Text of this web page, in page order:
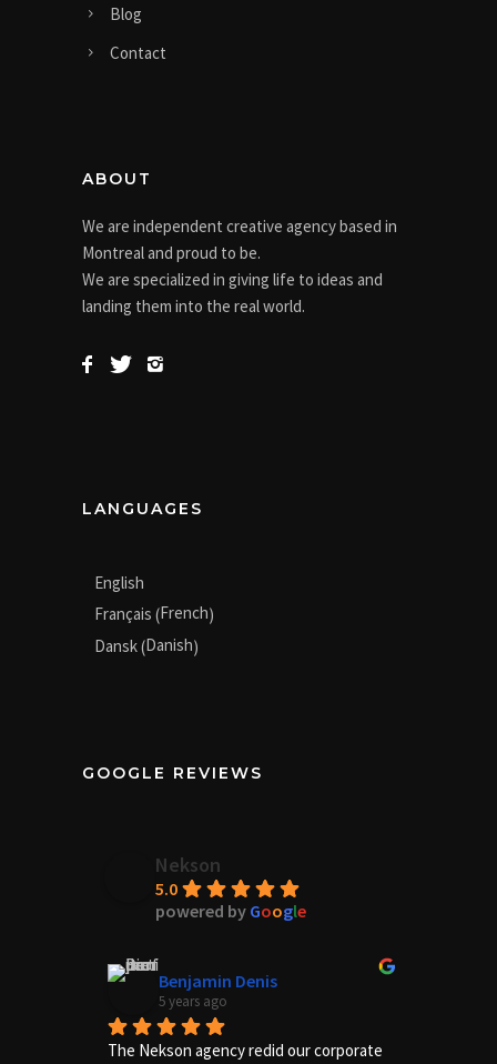
Blog
Contact
ABOUT
We are independent creative agency based in
Montreal and proud to be.
We are specialized in giving life to ideas and
landing them into the real world.
LANGUAGES
English
Français (French)
Dansk(Danish)
GOOGLE REVIEWS
Nekson
5.0
powered by Google
Benjamin Denis
5 years ago
The Nekson agency redid our corporate